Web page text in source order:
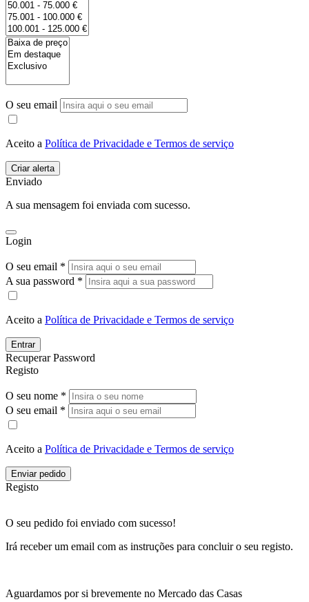
O seu email
Aceito a Política de Privacidade e Termos de serviço
Enviado
A sua mensagem foi enviada com sucesso.
Login
O seu email *
A sua password *
Aceito a Política de Privacidade e Termos de serviço
Entrar
Recuperar Password
Registo
O seu nome *
O seu email *
Aceito a Política de Privacidade e Termos de serviço
Enviar pedido
Registo
O seu pedido foi enviado com sucesso!
Irá receber um email com as instruções para concluir o seu registo.
Aguardamos por si brevemente no Mercado das Casas